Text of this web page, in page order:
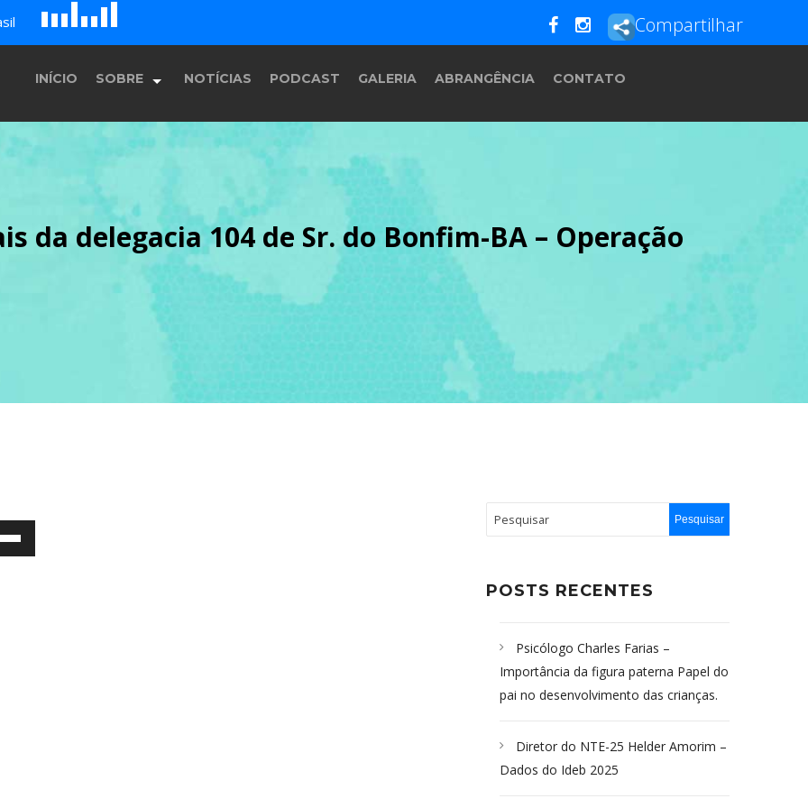
B c
D
E F
H
Compartilhar
INÍCIO SOBRE
História
Equipe
Programação
NOTÍCIAS PODCAST GALERIA ABRANGÊNCIA CONTATO
da delegacia 104 de Sr. do Bonfim-BA – Operação
POSTS RECENTES
Psicólogo Charles Farias –
Importância da figura paterna Papel do
pai no desenvolvimento das crianças.
Diretor do NTE-25 Helder Amorim –
Dados do Ideb 2025